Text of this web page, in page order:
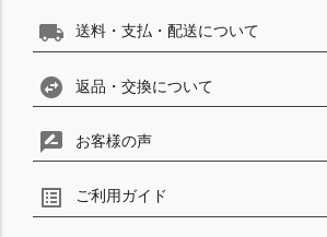
local_shipping 送料・支払・配送について
swap_horizontal_circle 返品・交換について
rate_review お客様の声
list_alt ご利用ガイド